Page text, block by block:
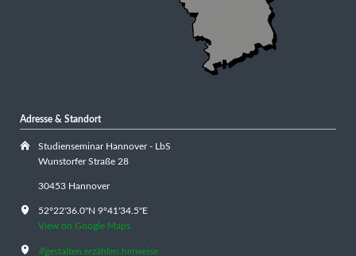
Adresse & Standort
Studienseminar Hannover - LbS
Wunstorfer Straße 28
30453 Hannover
52°22'36.0"N 9°41'34.5"E
View on Google Maps
///gestalten.erzählen.hinweise